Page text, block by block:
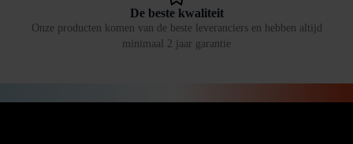
De beste kwaliteit
Onze producten komen van de beste leveranciers en hebben altijd
minimaal 2 jaar garantie